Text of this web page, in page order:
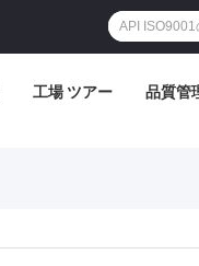
工場 ツアー 品質管